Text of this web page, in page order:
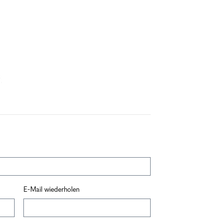
E-Mail wiederholen